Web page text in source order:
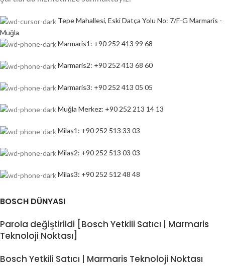
Tepe Mahallesi, Eski Datça Yolu No: 7/F-G Marmaris -
Muğla
Marmaris1: +90 252 413 99 68
Marmaris2: +90 252 413 68 60
Marmaris3: +90 252 413 05 05
Muğla Merkez: +90 252 213 14 13
Milas1: +90 252 513 33 03
Milas2: +90 252 513 03 03
Milas3: +90 252 512 48 48
BOSCH DÜNYASI
Parola değiştirildi [Bosch Yetkili Satıcı | Marmaris
Teknoloji Noktası]
Bosch Yetkili Satıcı | Marmaris Teknoloji Noktası